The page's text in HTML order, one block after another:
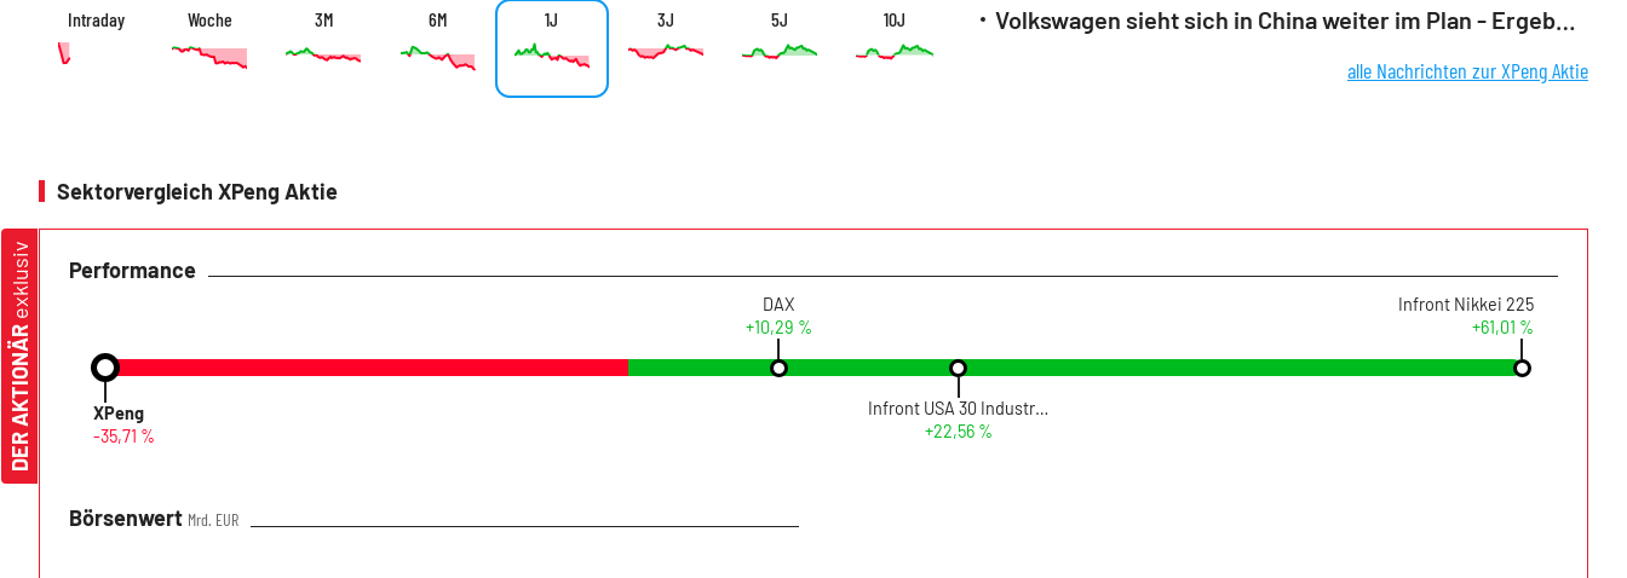
Intraday Woche 3M 6M 1J 3J 5J 10J
Volkswagen sieht sich in China weiter im Plan - Ergebnisziel 2027 bestätigt
alle Nachrichten zur XPeng Aktie
Sektorvergleich XPeng Aktie
Performance
XPeng
-35,71 %
DAX
+10,29 %
Infront USA 30 Industrial
+22,56 %
Infront Nikkei 225
+61,01 %
Börsenwert Mrd. EUR
DER AKTIONÄR
exklusiv